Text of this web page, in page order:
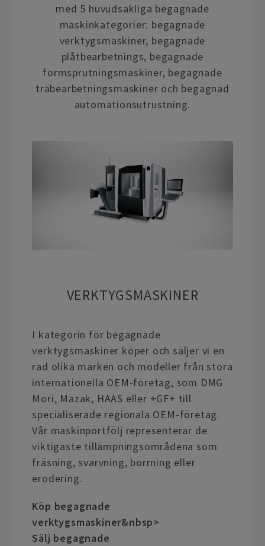
med 5 huvudsakliga begagnade
maskinkategorier: begagnade
verktygsmaskiner, begagnade
plåtbearbetnings, begagnade
formsprutningsmaskiner, begagnade
träbearbetningsmaskiner och begagnad
automationsutrustning.
VERKTYGSMASKINER
I kategorin för begagnade
verktygsmaskiner köper och säljer vi en
rad olika märken och modeller från stora
internationella OEM-företag, som DMG
Mori, Mazak, HAAS eller +GF+ till
specialiserade regionala OEM-företag.
Vår maskinportfölj representerar de
viktigaste tillämpningsområdena som
fräsning, svarvning, borrning eller
erodering.
Köp begagnade
verktygsmaskiner&nbsp>
Sälj begagnade